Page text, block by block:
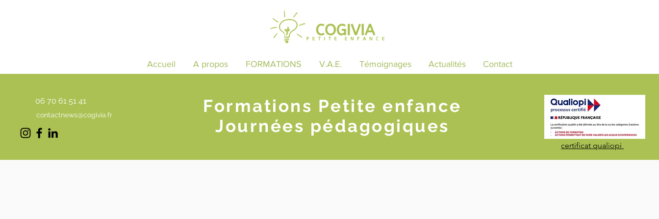
Accueil A propos FORMATIONS V.A.E. Témoignages Actualités Contact
06 70 61 51 41
contactnews@cogivia.fr
Formations Petite enfance
Journées pédagogiques
certificat qualiopi